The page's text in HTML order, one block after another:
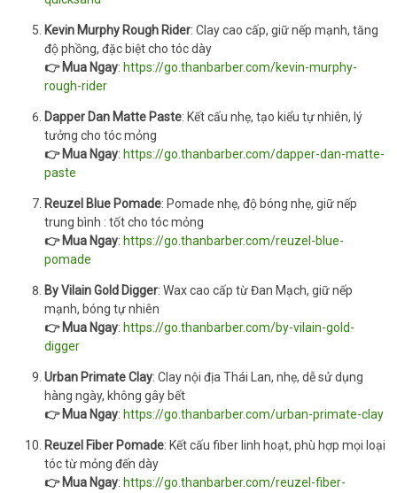
Kevin Murphy Rough Rider: Clay cao cấp, giữ nếp mạnh, tăng
độ phồng, đặc biệt cho tóc dày
👉 Mua Ngay: https://go.thanbarber.com/kevin-murphy-
rough-rider
Dapper Dan Matte Paste: Kết cấu nhẹ, tạo kiểu tự nhiên, lý
tưởng cho tóc mỏng
👉 Mua Ngay: https://go.thanbarber.com/dapper-dan-matte-
paste
Reuzel Blue Pomade: Pomade nhẹ, độ bóng nhẹ, giữ nếp
trung bình : tốt cho tóc mỏng
👉 Mua Ngay: https://go.thanbarber.com/reuzel-blue-
pomade
By Vilain Gold Digger: Wax cao cấp từ Đan Mạch, giữ nếp
mạnh, bóng tự nhiên
👉 Mua Ngay: https://go.thanbarber.com/by-vilain-gold-
digger
Urban Primate Clay: Clay nội địa Thái Lan, nhẹ, dễ sử dụng
hàng ngày, không gây bết
👉 Mua Ngay: https://go.thanbarber.com/urban-primate-clay
Reuzel Fiber Pomade: Kết cấu fiber linh hoạt, phù hợp mọi loại
tóc từ mỏng đến dày
👉 Mua Ngay: https://go.thanbarber.com/reuzel-fiber-